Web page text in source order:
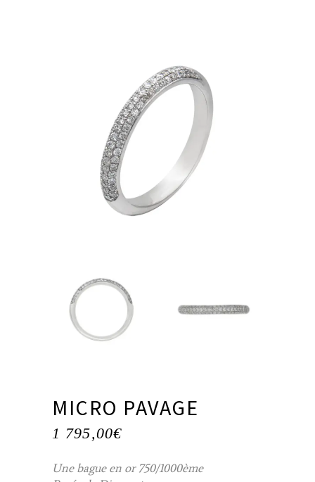
MICRO PAVAGE
1 795,00€
Une bague en or 750/1000ème